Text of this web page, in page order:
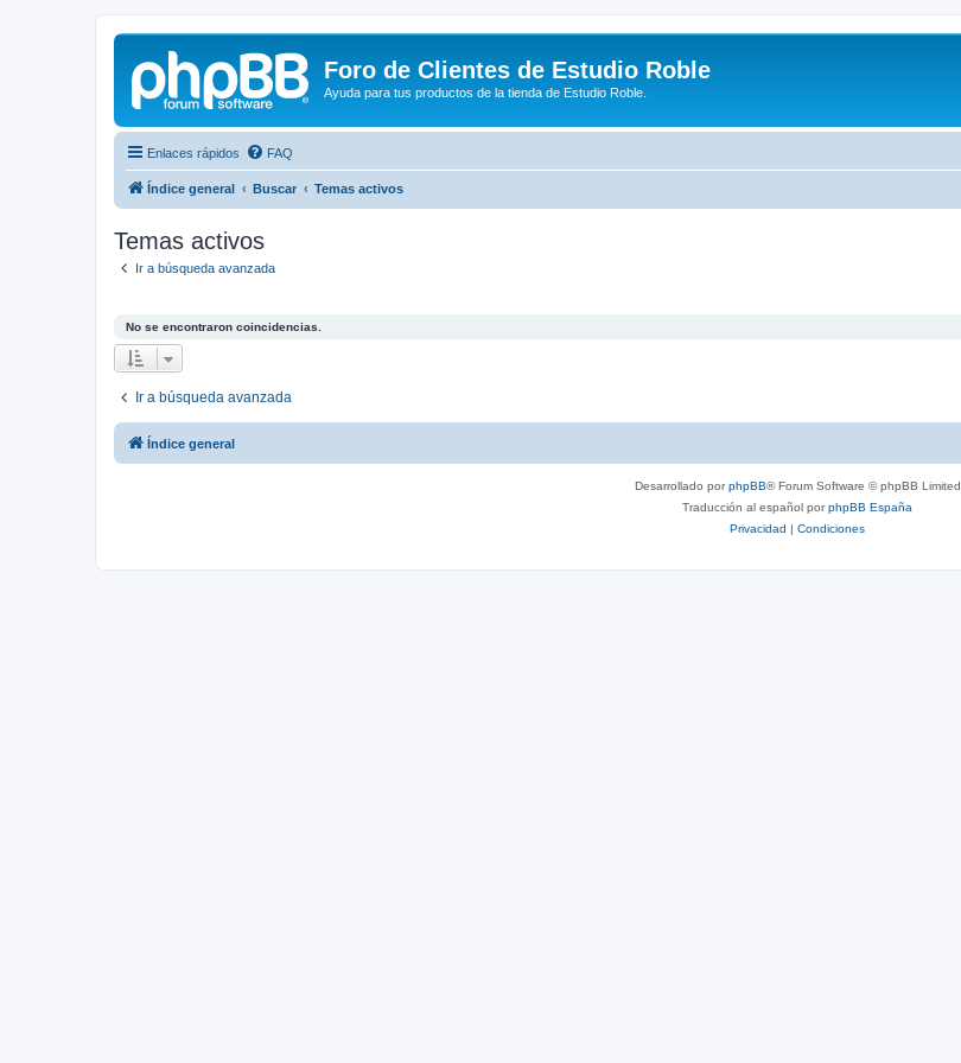
Foro de Clientes de Estudio Roble
Ayuda para tus productos de la tienda de Estudio Roble.
Enlaces rápidos FAQ
Índice general Buscar Temas activos
Temas activos
Ir a búsqueda avanzada
No se encontraron coincidencias.
Ir a búsqueda avanzada
Índice general
Desarrollado porphpBB® Forum Software © phpBB Limited
Traducción al español porphpBB España
Privacidad | Condiciones